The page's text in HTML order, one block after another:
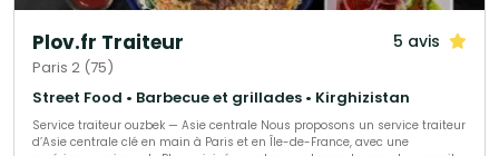
Plov.fr Traiteur 5 avis
Paris 2 (75)
Street Food • Barbecue et grillades • Kirghizistan
Service traiteur ouzbek — Asie centrale Nous proposons un service traiteur
d’Asie centrale clé en main à Paris et en Île-de-France, avec une